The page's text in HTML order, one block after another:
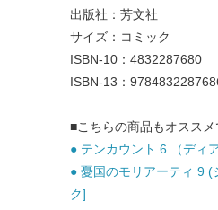
出版社：芳文社
サイズ：コミック
ISBN-10：4832287680
ISBN-13：
■こちらの商品もオススメ
● テンカウント 6 （ディ
● 憂国のモリアーティ 9 (
ク]